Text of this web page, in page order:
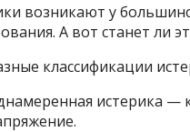
возникают у
А вот станет ли
классификации
истерика —